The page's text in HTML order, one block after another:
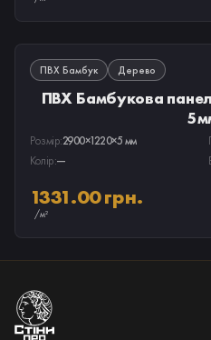
В НАЯВНОСТІ
ПВХ Бамбук Дерево
ПВХ Бамбукова
Розмір:2900×1220×5 мм
Колір:—
1331.00 грн.
/м²